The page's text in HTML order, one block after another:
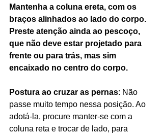
Mantenha a coluna ereta, com os
braços alinhados ao lado do corpo.
Preste atenção ainda ao pescoço,
que não deve estar projetado para
frente ou para trás, mas sim
encaixado no centro do corpo.
Postura ao cruzar as pernas: Não
passe muito tempo nessa posição. Ao
adotá-la, procure manter-se com a
coluna reta e trocar de lado, para